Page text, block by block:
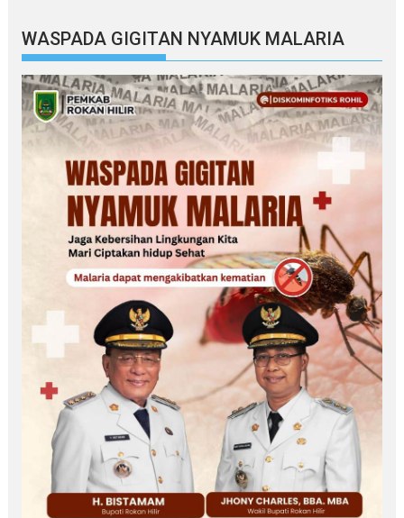
WASPADA GIGITAN NYAMUK MALARIA